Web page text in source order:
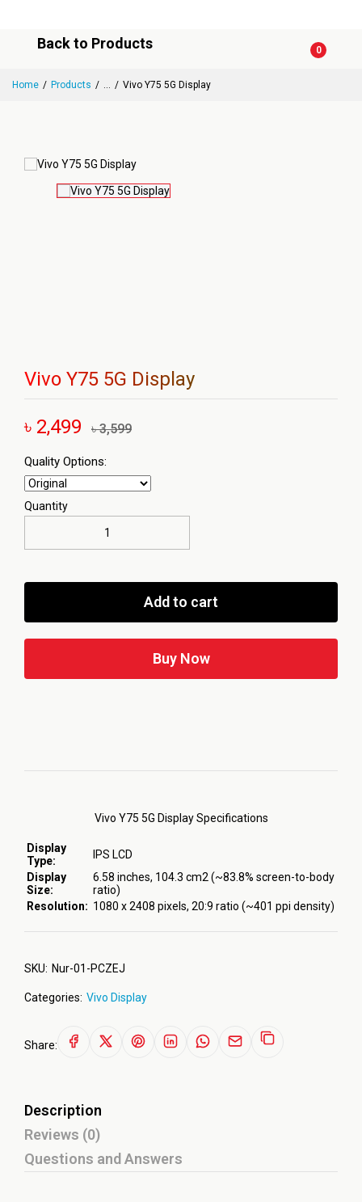
Back to Products 0
Home Products ... Vivo Y75 5G Display
Vivo Y75 5G Display
৳ 2,499 ৳ 3,599
Vivo Y75 5G Display Specifications
Display
Type:
IPS LCD
Display
Size:
6.58 inches, 104.3 cm2 (~83.8% screen-to-body
ratio)
Resolution: 1080 x 2408 pixels, 20:9 ratio (~401 ppi density)
Quality Options:
Quantity
Add to cart
Buy Now
SKU: Nur-01-PCZEJ
Categories: Vivo Display
Share:
Description
Reviews (0)
Questions and Answers